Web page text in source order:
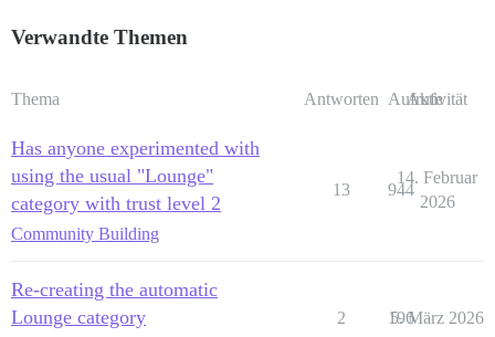
Verwandte Themen
Thema Antworten Aufrufe
Aktivität
Has anyone experimented with
using the usual "Lounge"
category with trust level 2
Community Building
13 944
14. Februar
2026
Re-creating the automatic
Lounge category
2 196
5. März 2026